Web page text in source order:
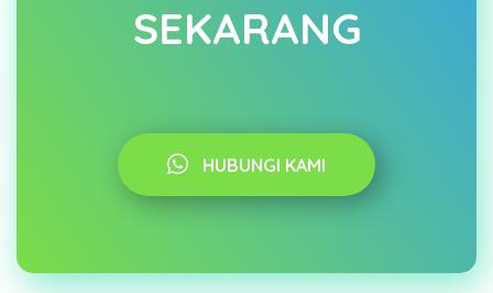
SEKARANG
HUBUNGI KAMI